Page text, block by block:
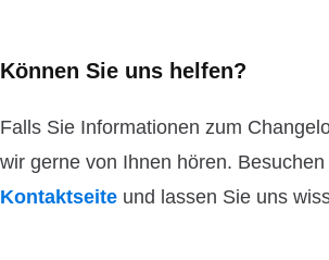
Können Sie uns helfen?
Falls Sie Informationen zum
wir gerne von Ihnen hören.
Kontaktseite und lassen Sie uns